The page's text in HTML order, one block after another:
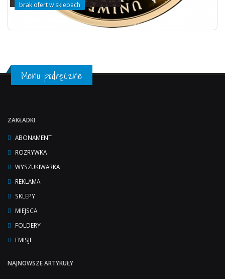
brak ofert w sklepach
Menu podręczne
ZAKŁADKI
ABONAMENT
ROZRYWKA
WYSZUKIWARKA
REKLAMA
SKLEPY
MIEJSCA
FOLDERY
EMISJE
NAJNOWSZE ARTYKUŁY